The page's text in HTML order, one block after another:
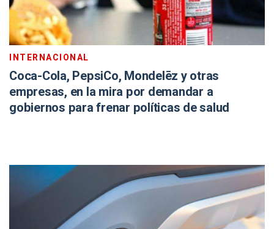
INTERNACIONAL
Coca-Cola, PepsiCo, Mondelēz y otras
empresas, en la mira por demandar a
gobiernos para frenar políticas de salud